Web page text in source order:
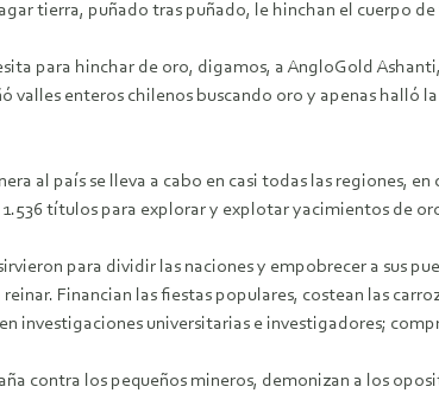
tierra, puñado tras puñado, le hinchan el cuerpo
para hinchar de oro, digamos, a AngloGold
valles enteros chilenos buscando oro y apenas
al país se lleva a cabo en casi todas las regiones,
títulos para explorar y explotar yacimientos de
para dividir las naciones y empobrecer a sus
Financian las fiestas populares, costean las
investigaciones universitarias e investigadores;
contra los pequeños mineros, demonizan a los